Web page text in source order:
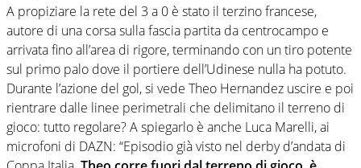
A propiziare la rete del 3 a 0 è stato il terzino francese,
autore di una corsa sulla fascia partita da centrocampo e
arrivata fino all’area di rigore, terminando con un tiro potente
sul primo palo dove il portiere dell’Udinese nulla ha potuto.
Durante l’azione del gol, si vede Theo Hernandez uscire e poi
rientrare dalle linee perimetrali che delimitano il terreno di
gioco: tutto regolare? A spiegarlo è anche Luca Marelli, ai
microfoni di DAZN: “Episodio già visto nel derby d’andata di